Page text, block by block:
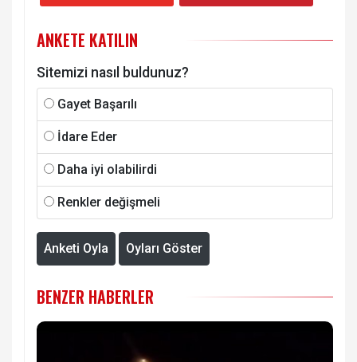
ANKETE KATILIN
Sitemizi nasıl buldunuz?
Gayet Başarılı
İdare Eder
Daha iyi olabilirdi
Renkler değişmeli
Anketi Oyla Oyları Göster
BENZER HABERLER